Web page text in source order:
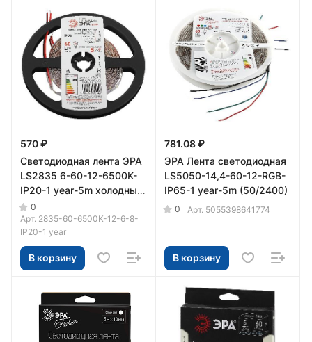
570 ₽
Светодиодная лента ЭРА
LS2835 6-60-12-6500K-
IP20-1 year-5m холодный
белый свет
0
Арт. 2835-60-6500K-12-6-8-
IP20-1 year
В корзину
781.08 ₽
ЭРА Лента светодиодная
LS5050-14,4-60-12-RGB-
IP65-1 year-5m (50/2400)
0 Арт. 5055398641774
В корзину